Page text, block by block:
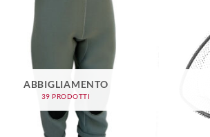
ABBIGLIAMENTO
39 PRODOTTI